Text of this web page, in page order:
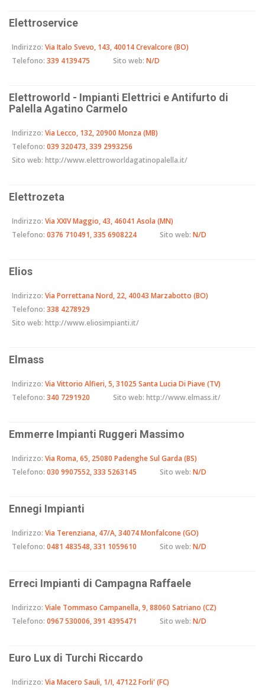
Elettroservice
Indirizzo: Via Italo Svevo, 143, 40014 Crevalcore (BO)
Telefono: 339 4139475 Sito web: N/D
Elettroworld - Impianti Elettrici e Antifurto di
Palella Agatino Carmelo
Indirizzo: Via Lecco, 132, 20900 Monza (MB)
Telefono: 039 320473, 339 2993256
Sito web: http://www.elettroworldagatinopalella.it/
Elettrozeta
Indirizzo: Via XXIV Maggio, 43, 46041 Asola (MN)
Telefono: 0376 710491, 335 6908224 Sito web: N/D
Elios
Indirizzo: Via Porrettana Nord, 22, 40043 Marzabotto (BO)
Telefono: 338 4278929
Sito web: http://www.eliosimpianti.it/
Elmass
Indirizzo: Via Vittorio Alfieri, 5, 31025 Santa Lucia Di Piave (TV)
Telefono: 340 7291920 Sito web: http://www.elmass.it/
Emmerre Impianti Ruggeri Massimo
Indirizzo: Via Roma, 65, 25080 Padenghe Sul Garda (BS)
Telefono: 030 9907552, 333 5263145 Sito web: N/D
Ennegi Impianti
Indirizzo: Via Terenziana, 47/A, 34074 Monfalcone (GO)
Telefono: 0481 483548, 331 1059610 Sito web: N/D
Erreci Impianti di Campagna Raffaele
Indirizzo: Viale Tommaso Campanella, 9, 88060 Satriano (CZ)
Telefono: 0967 530006, 391 4395471 Sito web: N/D
Euro Lux di Turchi Riccardo
Indirizzo: Via Macero Sauli, 1/I, 47122 Forli' (FC)